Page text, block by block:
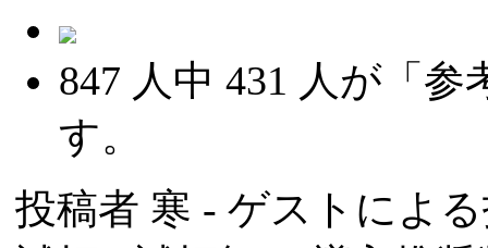
847 人中 431 人が「参
す。
投稿者 寒 - ゲストによ